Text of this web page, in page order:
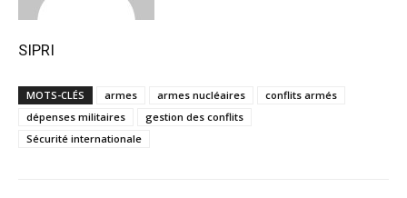
SIPRI
MOTS-CLÉS armes armes nucléaires
conflits armés
dépenses militaires
gestion des conflits
Sécurité internationale